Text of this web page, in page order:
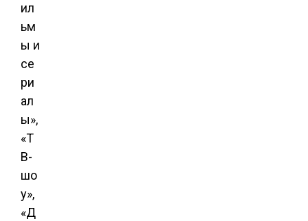
ил
ьм
ы и
се
ри
ал
ы»,
«Т
В-
шо
у»,
«Д